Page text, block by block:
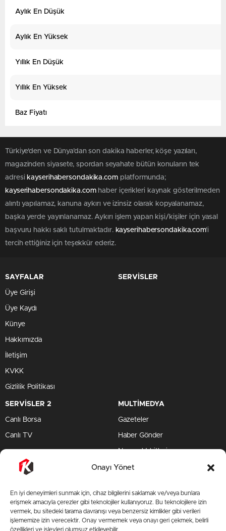
Onayı Yönet
En iyi deneyimleri sunmak için, cihaz bilgilerini saklamak ve/veya bunlara
erişmek amacıyla çerezler gibi teknolojiler kullanıyoruz. Bu teknolojilere izin
vermek, bu sitedeki tarama davranışı veya benzersiz kimlikler gibi verileri
işlememize izin verecektir. Onay vermemek veya onayı geri çekmek, belirli
özellikleri ve işlevleri olumsuz etkileyebilir.
Aylık En Düşük
Aylık En Yüksek
Yıllık En Düşük
Yıllık En Yüksek
Baz Fiyatı
Türkiye'den ve Dünya’dan son dakika haberler, köşe yazıları,
magazinden siyasete, spordan seyahate bütün konuların tek
adresi kayserihabersondakika.complatformunda;
kayserihabersondakika.comhaber içerikleri kaynak gösterilmeden
alıntı yapılamaz, kanuna aykırı ve izinsiz olarak kopyalanamaz,
başka yerde yayınlanamaz. Aykırı işlem yapan kişi/kişiler için yasal
başvuru hakkı saklı tutulmaktadır. kayserihabersondakika.com'i
tercih ettiğiniz için teşekkür ederiz.
SAYFALAR
Üye Girişi
Üye Kaydı
Künye
Hakkımızda
İletişim
KVKK
Gizlilik Politikası
SERVİSLER
SERVİSLER 2
Canlı Borsa
Canlı TV
MULTİMEDYA
Gazeteler
Haber Gönder
Namaz Vakitleri
TV Yayın Akışları
TV Yayın Akışları
Yazarlar Site